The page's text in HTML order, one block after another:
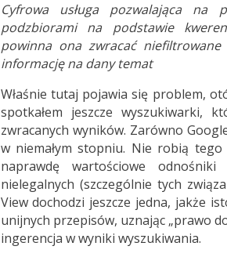
Cyfrowa usługa pozwalająca na
podzbiorami na podstawie
powinna ona zwracać
informację na dany temat
Właśnie tutaj pojawia się problem,
spotkałem jeszcze wyszukiwarki,
zwracanych wyników. Zarówno
w niemałym stopniu. Nie robią
naprawdę wartościowe
nielegalnych (szczególnie tych
View dochodzi jeszcze jedna, jakże
unijnych przepisów, uznając „prawo
ingerencja w wyniki wyszukiwania.